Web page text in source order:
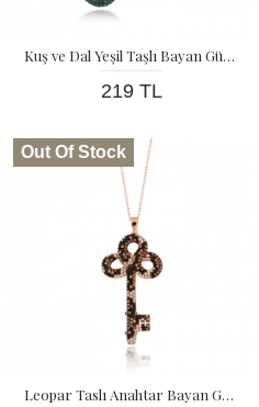
Kuş ve Dal Yeşil Taşlı Bayan Gümüş Kolye
219 TL
Out Of Stock
Leopar Taslı Anahtar Bayan Gümüş Kolye